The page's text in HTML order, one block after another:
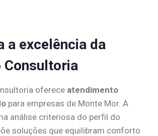
a excelência da
Consultoria
oferece atendimento
para empresas de Monte Mor. A
análise criteriosa do perfil do
soluções que equilibram conforto